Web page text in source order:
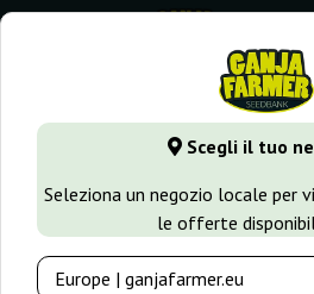
⭐ -40% Varietà a
⏰ 2 giorni
Scegli il tuo
Seleziona un negozio locale per
le offerte
GanjaFarmer.it Tipi di Semi
Kuban Killer